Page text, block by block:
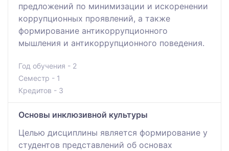
предложений по минимизации и искоренении
коррупционных проявлений, а также
формирование антикоррупционного
мышления и антикоррупционного поведения.
Год обучения - 2
Семестр - 1
Кредитов - 3
Основы инклюзивной культуры
Целью дисциплины является формирование у
студентов представлений об основах